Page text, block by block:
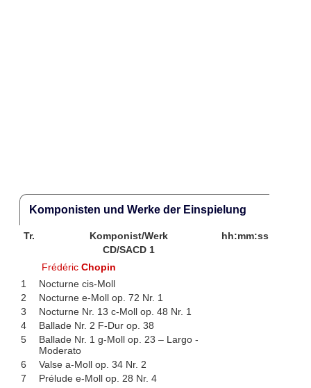
Komponisten und Werke der Einspielung
Tr. Komponist/Werk
hh:mm:ss
CD/SACD 1
FrédéricChopin
1
Nocturne cis-Moll
2
Nocturne e-Moll op. 72 Nr. 1
3
Nocturne Nr. 13 c-Moll op. 48 Nr. 1
4
Ballade Nr. 2 F-Dur op. 38
5
Ballade Nr. 1 g-Moll op. 23 – Largo -
Moderato
6
Valse a-Moll op. 34 Nr. 2
7
Prélude e-Moll op. 28 Nr. 4